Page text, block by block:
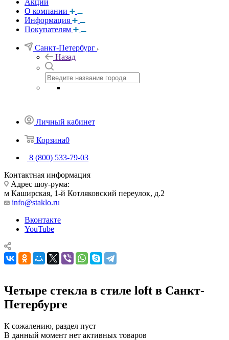
Акции
О компании
Информация
Покупателям
Санкт-Петербург
Назад
Личный кабинет
Корзина0
8 (800) 533-79-03
Контактная информация
Адрес шоу-рума:
м Каширская, 1-й Котляковский переулок, д.2
info@staklo.ru
Вконтакте
YouTube
Четыре стекла в стиле loft в Санкт-
Петербурге
К сожалению, раздел пуст
В данный момент нет активных товаров